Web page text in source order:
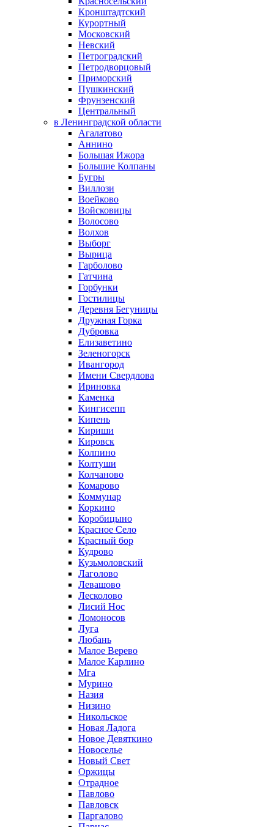
Кронштадтский
Курортный
Московский
Невский
Петроградский
Петродворцовый
Приморский
Пушкинский
Фрунзенский
Центральный
в Ленинградской области
Агалатово
Аннино
Большая Ижора
Большие Колпаны
Бугры
Виллози
Воейково
Войсковицы
Волосово
Волхов
Выборг
Вырица
Гарболово
Гатчина
Горбунки
Гостилицы
Деревня Бегуницы
Дружная Горка
Дубровка
Елизаветино
Зеленогорск
Ивангород
Имени Свердлова
Ириновка
Каменка
Кингисепп
Кипень
Кириши
Кировск
Колпино
Колтуши
Колчаново
Комарово
Коммунар
Коркино
Коробицыно
Красное Село
Красный бор
Кудрово
Кузьмоловский
Лаголово
Левашово
Лесколово
Лисий Нос
Ломоносов
Луга
Любань
Малое Верево
Малое Карлино
Мга
Мурино
Назия
Низино
Никольское
Новая Ладога
Новое Девяткино
Новоселье
Новый Свет
Оржицы
Отрадное
Павлово
Павловск
Паргалово